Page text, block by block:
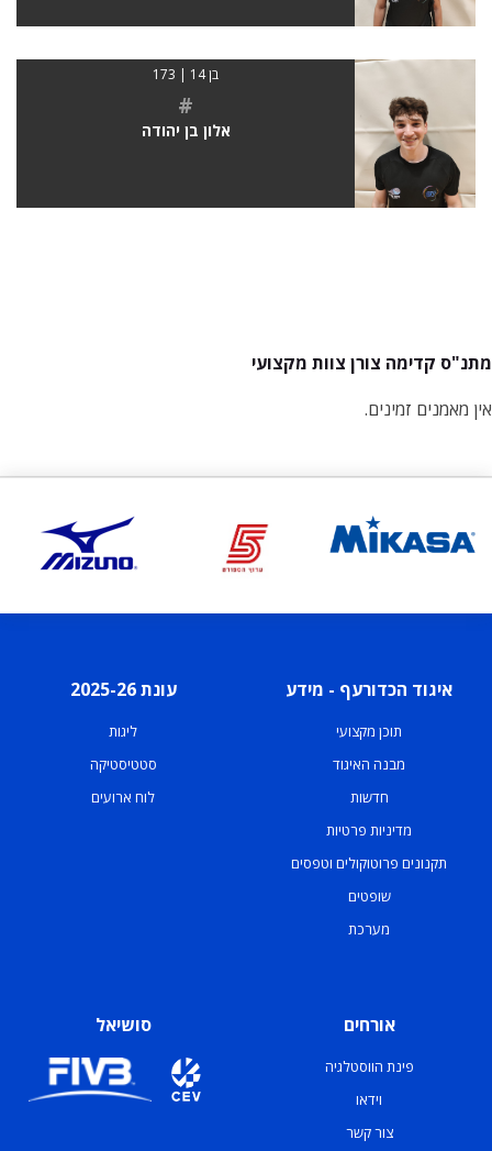
בן 14 | 173
#
אלון בן יהודה
מתנ"ס קדימה צורן צוות מקצועי
אין מאמנים זמינים.
איגוד הכדורעף - מידע
תוכן מקצועי
מבנה האיגוד
חדשות
מדיניות פרטיות
תקנונים פרוטוקולים וטפסים
שופטים
מערכת
עונת 2025-26
ליגות
סטטיסטיקה
לוח ארועים
אורחים
פינת הווסטלגיה
וידאו
צור קשר
סושיאל